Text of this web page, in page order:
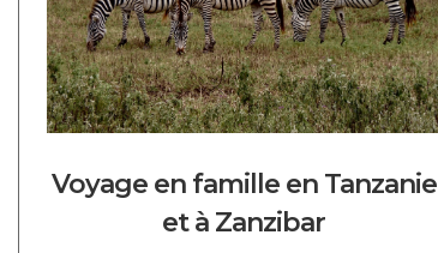
Voyage en famille en Tanzanie
et à Zanzibar